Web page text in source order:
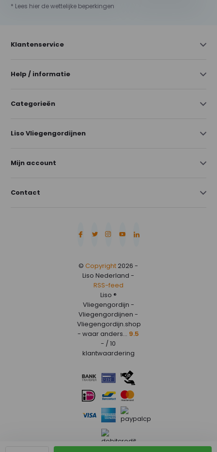
* Lees hier de wettelijke beperkingen
Klantenservice
Help / informatie
Categorieën
Liso Vliegengordijnen
Mijn account
Contact
© Copyright 2026 -
Liso Nederland -
RSS-feed
Liso ®
Vliegengordijn -
Vliegengordijnen -
Vliegengordijn.shop
- waar anders... 9.5
- / 10
klantwaardering